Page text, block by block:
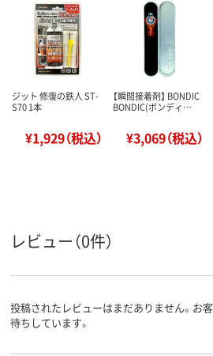
ジット 修復の鉄人 ST-
S70 1本
¥1,929（税込）
【瞬間接着剤】 BONDIC
BONDIC(ボンディ…
¥3,069（税込）
レビュー（0件）
投稿されたレビューはまだありません。お
待ちしています。